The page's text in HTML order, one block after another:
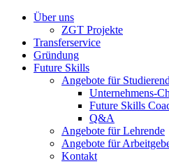
Über uns
ZGT Projekte
Transferservice
Gründung
Future Skills
Angebote für
Unternehmens-
Future Skills
Q&A
Angebote für Lehrende
Angebote für
Kontakt